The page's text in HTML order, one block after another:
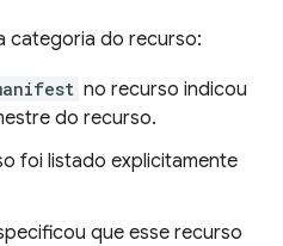
categoria do recurso:
no recurso indicou
do recurso.
foi listado explicitamente
que esse recurso